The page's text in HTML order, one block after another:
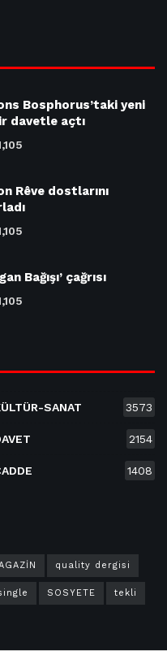
Bosphorus’taki yeni
davetle açtı
Rêve dostlarını
Bağışı’ çağrısı
SANAT 3573
2154
1408
quality dergisi
SOSYETE tekli